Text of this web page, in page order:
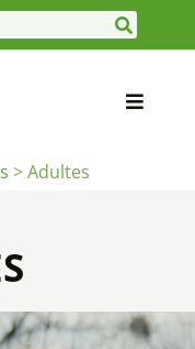
>Adultes